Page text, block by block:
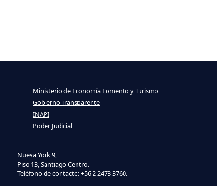
Nueva York 9,
Piso 13, Santiago Centro.
Teléfono de contacto: +56 2 2473 3760.
Ministerio de Economía Fomento y Turismo
Gobierno Transparente
INAPI
Poder Judicial